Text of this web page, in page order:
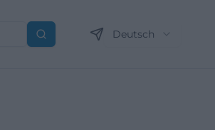
Suchen Deutsch